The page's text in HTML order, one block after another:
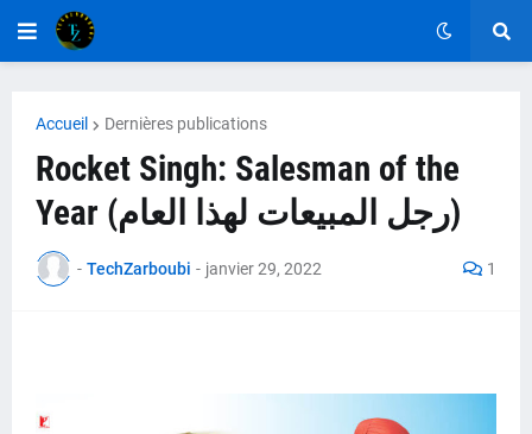
Accueil Dernières publications
Rocket Singh: Salesman of the
Year (رجل المبيعات لهذا العام)
- TechZarboubi - janvier 29, 2022 1